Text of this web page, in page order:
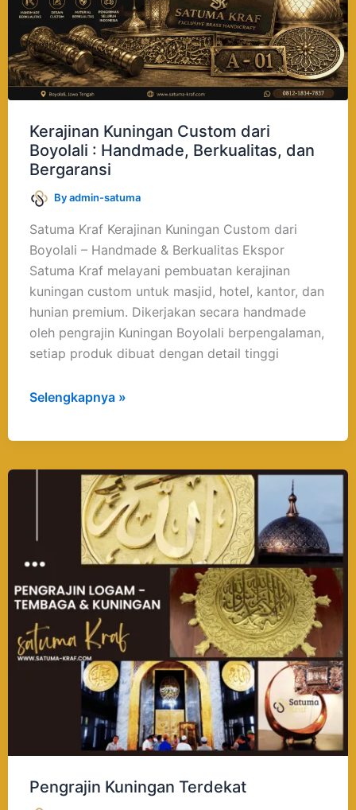
Kerajinan Kuningan Custom dari
Boyolali : Handmade, Berkualitas, dan
Bergaransi
Byadmin-satuma
Satuma Kraf Kerajinan Kuningan Custom dari
Boyolali – Handmade & Berkualitas Ekspor
Satuma Kraf melayani pembuatan kerajinan
kuningan custom untuk masjid, hotel, kantor, dan
hunian premium. Dikerjakan secara handmade
oleh pengrajin Kuningan Boyolali berpengalaman,
setiap produk dibuat dengan detail tinggi
Handmade,
Berkualitas,
dan
Bergaransi
Selengkapnya »
Pengrajin Kuningan Terdekat
Pengrajin
Kuningan
Terdekat